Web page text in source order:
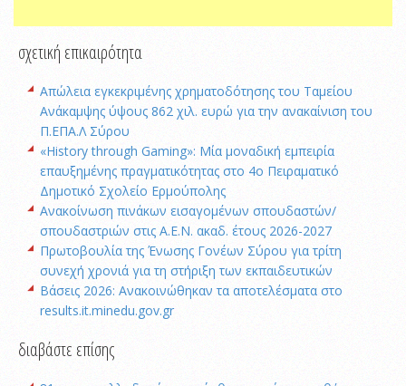
σχετική επικαιρότητα
Απώλεια εγκεκριμένης χρηματοδότησης του Ταμείου
Ανάκαμψης ύψους 862 χιλ. ευρώ για την ανακαίνιση του
Π.ΕΠΑ.Λ Σύρου
«History through Gaming»: Μία μοναδική εμπειρία
επαυξημένης πραγματικότητας στο 4ο Πειραματικό
Δημοτικό Σχολείο Ερμούπολης
Ανακοίνωση πινάκων εισαγομένων σπουδαστών/
σπουδαστριών στις Α.Ε.Ν. ακαδ. έτους 2026-2027
Πρωτοβουλία της Ένωσης Γονέων Σύρου για τρίτη
συνεχή χρονιά για τη στήριξη των εκπαιδευτικών
Βάσεις 2026: Ανακοινώθηκαν τα αποτελέσματα στο
results.it.minedu.gov.gr
διαβάστε επίσης